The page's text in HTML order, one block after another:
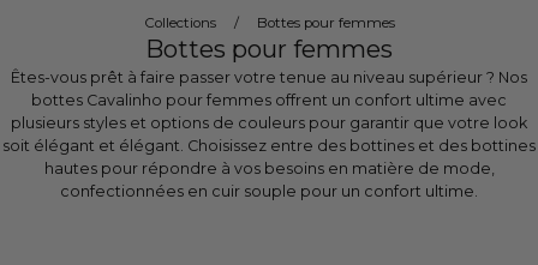
Collections / Bottes pour femmes
Bottes pour femmes
Êtes-vous prêt à faire passer votre tenue au niveau supérieur ? Nos
bottes Cavalinho pour femmes offrent un confort ultime avec
plusieurs styles et options de couleurs pour garantir que votre look
soit élégant et élégant. Choisissez entre des bottines et des bottines
hautes pour répondre à vos besoins en matière de mode,
confectionnées en cuir souple pour un confort ultime.